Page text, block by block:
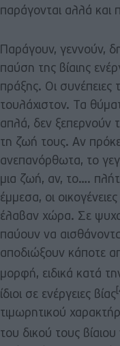
παράγονται αλλά και
Παράγουν, γεννούν,
παύση της βίαιης
πράξης. Οι συνέπειες
τουλάχιστον. Τα
απλά, δεν ξεπερνούν
τη ζωή τους. Αν
ανεπανόρθωτα, το
μια ζωή, αν, το….
έμμεσα, οι
έλαβαν χώρα. Σε
παύουν να
αποδιώξουν κάποτε
μορφή, ειδικά κατά
ίδιοι σε ενέργειες βίας
τιμωρητικού
του δικού τους